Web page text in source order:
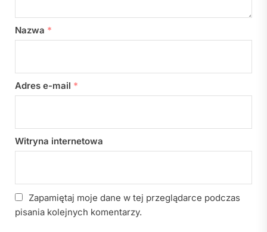
Nazwa *
Adres e-mail *
Witryna internetowa
Zapamiętaj moje dane w tej przeglądarce podczas
pisania kolejnych komentarzy.